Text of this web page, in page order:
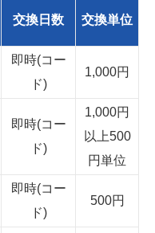
交換日数 交換単位
即時(コー
ド)
1,000円
即時(コー
ド)
1,000円
以上500
円単位
即時(コー
ド)
500円